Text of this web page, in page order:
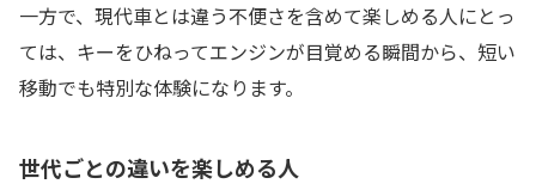
一方で、現代車とは違う不便さを含めて楽しめる人にとっ
ては、キーをひねってエンジンが目覚める瞬間から、短い
移動でも特別な体験になります。
世代ごとの違いを楽しめる人